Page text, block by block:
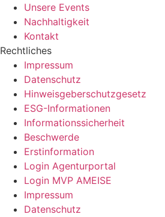
Unsere Events
Nachhaltigkeit
Kontakt
Rechtliches
Impressum
Datenschutz
Hinweisgeberschutzgesetz
ESG-Informationen
Informationssicherheit
Beschwerde
Erstinformation
Login Agenturportal
Login MVP AMEISE
Impressum
Datenschutz